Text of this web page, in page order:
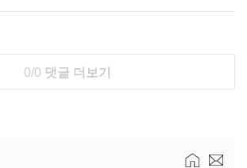
0/0 댓글 더보기